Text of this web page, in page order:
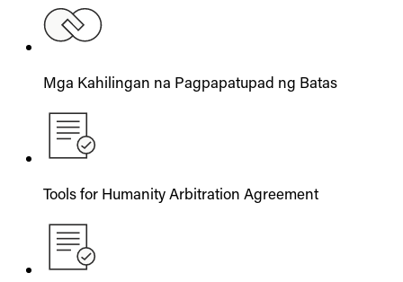
Mga Kahilingan na Pagpapatupad ng Batas
Tools for Humanity Arbitration Agreement